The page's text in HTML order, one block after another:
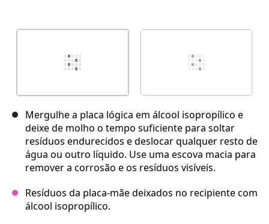
Mergulhe a placa lógica em álcool isopropílico e
deixe de molho o tempo suficiente para soltar
resíduos endurecidos e deslocar qualquer resto de
água ou outro líquido. Use uma escova macia para
remover a corrosão e os resíduos visíveis.
Resíduos da placa-mãe deixados no recipiente com
álcool isopropílico.